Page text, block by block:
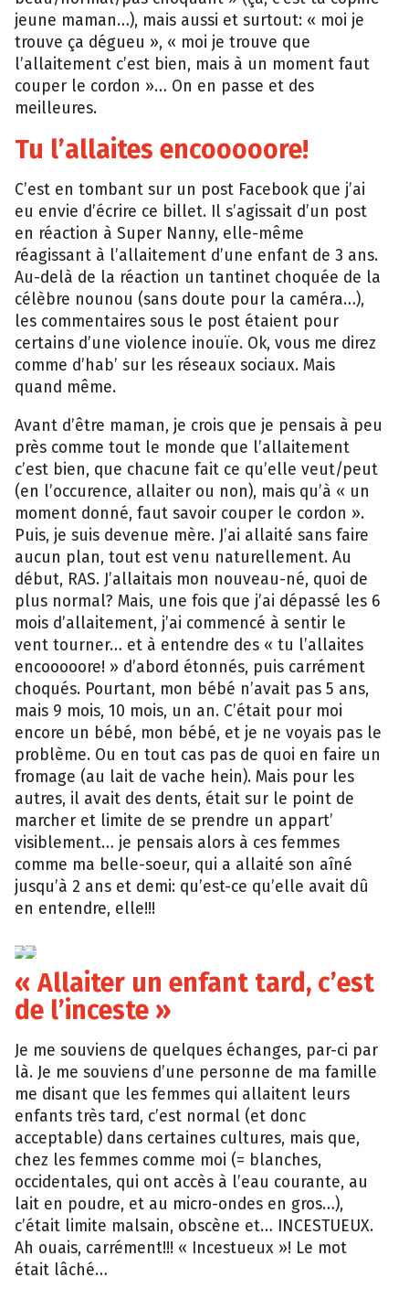
jeune maman…), mais aussi et surtout: « moi je
trouve ça dégueu », « moi je trouve que
l’allaitement c’est bien, mais à un moment faut
couper le cordon »… On en passe et des
meilleures.
Tu l’allaites encooooore!
C’est en tombant sur un post Facebook que j’ai
eu envie d’écrire ce billet. Il s’agissait d’un post
en réaction à Super Nanny, elle-même
réagissant à l’allaitement d’une enfant de 3 ans.
Au-delà de la réaction un tantinet choquée de la
célèbre nounou (sans doute pour la caméra…),
les commentaires sous le post étaient pour
certains d’une violence inouïe. Ok, vous me direz
comme d’hab’ sur les réseaux sociaux. Mais
quand même.
Avant d’être maman, je crois que je pensais à peu
près comme tout le monde que l’allaitement
c’est bien, que chacune fait ce qu’elle veut/peut
(en l’occurence, allaiter ou non), mais qu’à « un
moment donné, faut savoir couper le cordon ».
Puis, je suis devenue mère. J’ai allaité sans faire
aucun plan, tout est venu naturellement. Au
début, RAS. J’allaitais mon nouveau-né, quoi de
plus normal? Mais, une fois que j’ai dépassé les 6
mois d’allaitement, j’ai commencé à sentir le
vent tourner… et à entendre des « tu l’allaites
encooooore! » d’abord étonnés, puis carrément
choqués. Pourtant, mon bébé n’avait pas 5 ans,
mais 9 mois, 10 mois, un an. C’était pour moi
encore un bébé, mon bébé, et je ne voyais pas le
problème. Ou en tout cas pas de quoi en faire un
fromage (au lait de vache hein). Mais pour les
autres, il avait des dents, était sur le point de
marcher et limite de se prendre un appart’
visiblement… je pensais alors à ces femmes
comme ma belle-soeur, qui a allaité son aîné
jusqu’à 2 ans et demi: qu’est-ce qu’elle avait dû
en entendre, elle!!!
« Allaiter un enfant tard, c’est
de l’inceste »
Je me souviens de quelques échanges, par-ci par
là. Je me souviens d’une personne de ma famille
me disant que les femmes qui allaitent leurs
enfants très tard, c’est normal (et donc
acceptable) dans certaines cultures, mais que,
chez les femmes comme moi (= blanches,
occidentales, qui ont accès à l’eau courante, au
lait en poudre, et au micro-ondes en gros…),
c’était limite malsain, obscène et… INCESTUEUX.
Ah ouais, carrément!!! « Incestueux »! Le mot
était lâché…